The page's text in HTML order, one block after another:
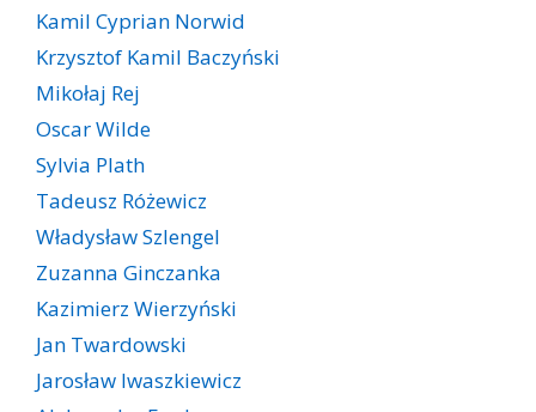
Kamil Cyprian Norwid
Krzysztof Kamil Baczyński
Mikołaj Rej
Oscar Wilde
Sylvia Plath
Tadeusz Różewicz
Władysław Szlengel
Zuzanna Ginczanka
Kazimierz Wierzyński
Jan Twardowski
Jarosław Iwaszkiewicz